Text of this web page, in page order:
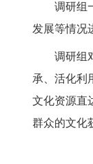
调研组
发展等情况
调研组
承、活化利
文化资源直
群众的文化